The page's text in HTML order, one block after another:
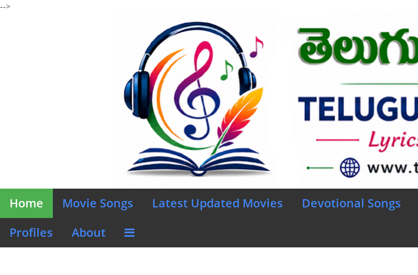
-->
Home Movie Songs Latest Updated Movies Devotional Songs
Profiles
About